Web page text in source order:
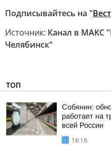
Подписывайтесь на "
Источник: Канал в МАКС
Челябинск"
ТОП
Собянин:
работает на
всей России
16:16